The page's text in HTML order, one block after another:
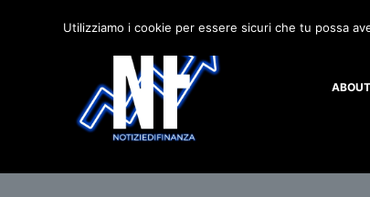
Utilizziamo i cookie per essere sicuri che tu possa